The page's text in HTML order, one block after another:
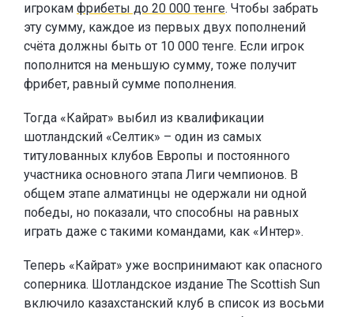
игрокам фрибеты до 20 000 тенге. Чтобы забрать
эту сумму, каждое из первых двух пополнений
счёта должны быть от 10 000 тенге. Если игрок
пополнится на меньшую сумму, тоже получит
фрибет, равный сумме пополнения.
Тогда «Кайрат» выбил из квалификации
шотландский «Селтик» – один из самых
титулованных клубов Европы и постоянного
участника основного этапа Лиги чемпионов. В
общем этапе алматинцы не одержали ни одной
победы, но показали, что способны на равных
играть даже с такими командами, как «Интер».
Теперь «Кайрат» уже воспринимают как опасного
соперника. Шотландское издание The Scottish Sun
включило казахстанский клуб в список из восьми